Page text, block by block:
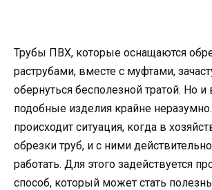
Трубы ПВХ, которые оснащаются
раструбами, вместе с муфтами,
обернуться бесполезной тратой. Но
подобные изделия крайне
происходит ситуация, когда в
обрезки труб, и с ними
работать. Для этого задействуется
способ, который может стать